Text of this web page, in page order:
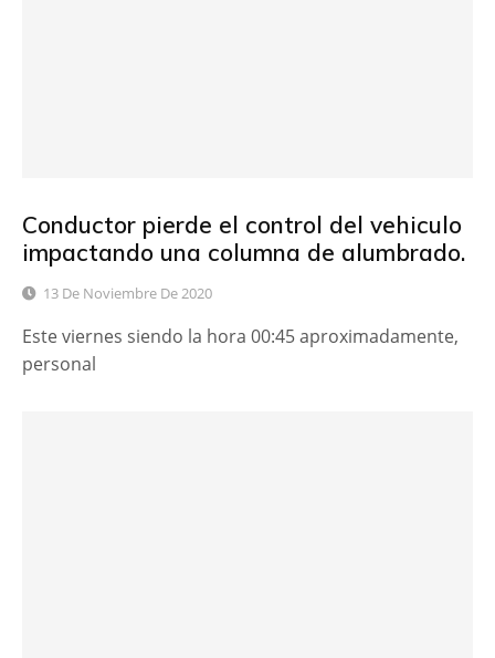
Conductor pierde el control del vehiculo
impactando una columna de alumbrado.
13 De Noviembre De 2020
Este viernes siendo la hora 00:45 aproximadamente,
personal